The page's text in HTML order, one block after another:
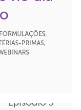
FORMULAÇÕES,
PRIMAS,